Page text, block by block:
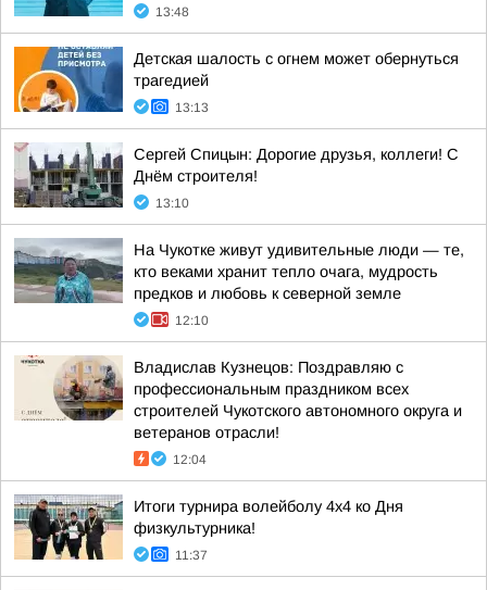
13:48
Детская шалость с огнем может обернуться
трагедией
13:13
Сергей Спицын: Дорогие друзья, коллеги! С
Днём строителя!
13:10
На Чукотке живут удивительные люди — те,
кто веками хранит тепло очага, мудрость
предков и любовь к северной земле
12:10
Владислав Кузнецов: Поздравляю с
профессиональным праздником всех
строителей Чукотского автономного округа и
ветеранов отрасли!
12:04
Итоги турнира волейболу 4х4 ко Дня
физкультурника!
11:37